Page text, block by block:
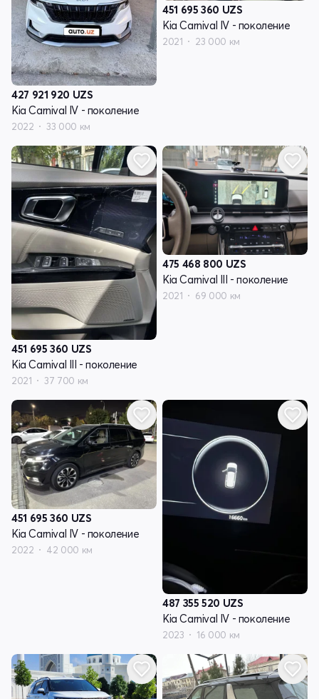
427 921 920 UZS
Kia Carnival IV - поколение
2022 33 000 км
451 695 360 UZS
Kia Carnival IV - поколение
2021 23 000 км
451 695 360 UZS
Kia Carnival III - поколение
2021 37 700 км
475 468 800 UZS
Kia Carnival III - поколение
2021 69 000 км
451 695 360 UZS
Kia Carnival IV - поколение
2022 42 000 км
487 355 520 UZS
Kia Carnival IV - поколение
2023 16 000 км